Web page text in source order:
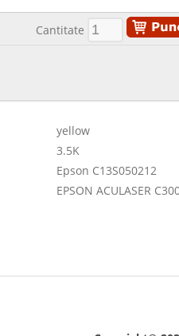
Cantitate
yellow
3.5K
Epson C13S050212
EPSON ACULASER